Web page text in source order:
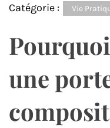
Catégorie : Vie
une